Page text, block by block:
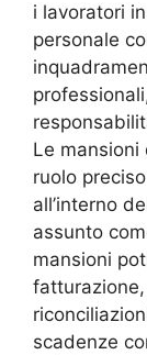
i lavoratori
personale
Le mansioni
ruolo
all’interno
assunto
mansioni
fatturazione,
scadenze